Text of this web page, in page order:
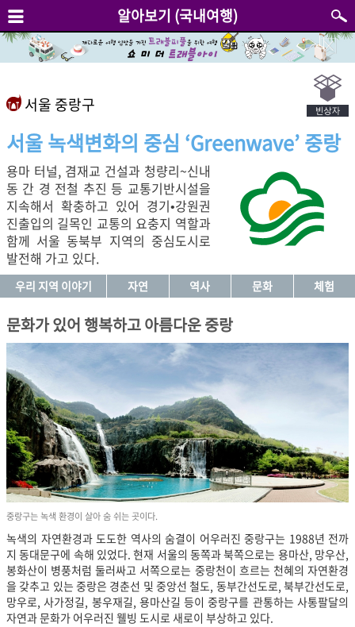
알아보기 (국내여행)
서울 중랑구
서울 녹색변화의 중심 ‘Greenwave’ 중랑
용마 터널, 겸재교 건설과 청량리~신내
동 간 경 전철 추진 등 교통기반시설을
지속해서 확충하고 있어 경기•강원권
진출입의 길목인 교통의 요충지 역할과
함께 서울 동북부 지역의 중심도시로
발전해 가고 있다.
우리 지역 이야기 자연 역사 문화 체험
문화가 있어 행복하고 아름다운 중랑
중랑구는 녹색 환경이 살아 숨 쉬는 곳이다.
녹색의 자연환경과 도도한 역사의 숨결이 어우러진 중랑구는 1988년 전까
지 동대문구에 속해 있었다. 현재 서울의 동쪽과 북쪽으로는 용마산, 망우산,
봉화산이 병풍처럼 둘러싸고 서쪽으로는 중랑천이 흐르는 천혜의 자연환경
을 갖추고 있는 중랑은 경춘선 및 중앙선 철도, 동부간선도로, 북부간선도로,
망우로, 사가정길, 봉우재길, 용마산길 등이 중랑구를 관통하는 사통팔달의
자연과 문화가 어우러진 웰빙 도시로 새로이 부상하고 있다.